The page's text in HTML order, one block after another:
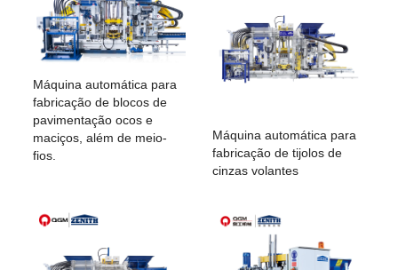
Máquina automática para
fabricação de blocos de
pavimentação ocos e
maciços, além de meio-
fios.
Máquina automática para
fabricação de tijolos de
cinzas volantes